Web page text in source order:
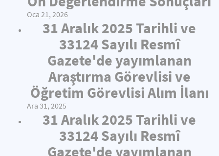
Oca 21, 2026
31 Aralık 2025 Tarihli ve
33124 Sayılı Resmî
Gazete'de yayımlanan
Araştırma Görevlisi ve
Öğretim Görevlisi Alım İlanı
Ara 31, 2025
31 Aralık 2025 Tarihli ve
33124 Sayılı Resmî
Gazete'de yayımlanan